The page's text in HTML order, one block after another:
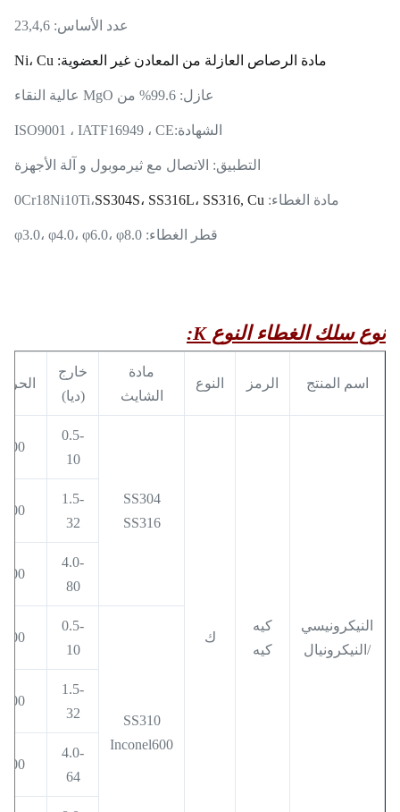
عدد الأساس: 23,4,6
مادة الرصاص العازلة من المعادن غير العضوية: Ni، Cu
عازل: 99.6% من MgO عالية النقاء
الشهادة:ISO9001 ، IATF16949 ، CE
التطبيق: الاتصال مع ثيرموبول و آلة الأجهزة
مادة الغطاء: 0Cr18Ni10Ti، SS304S، SS316L، SS316, Cu
قطر الغطاء: φ3.0، φ4.0، φ6.0، φ8.0
نوع سلك الغطاء النوع K:
اسم المنتج الرمز النوع
مادة
الشايث
خارج
(ديا)
النيكرونيسي
/النيكرونيال
كيه
كيه
ك
SS304
SS316
0.5-
10
400
1.5-
32
600
4.0-
80
800
SS310
Inconel600
0.5-
10
500
1.5-
32
800
4.0-
64
900